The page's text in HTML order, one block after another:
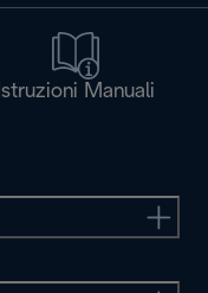
Istruzioni Manuali